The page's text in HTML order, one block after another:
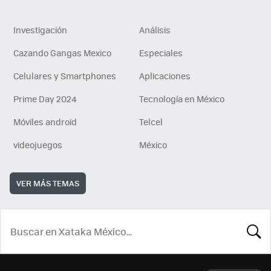
Investigación
Análisis
Cazando Gangas Mexico
Especiales
Celulares y Smartphones
Aplicaciones
Prime Day 2024
Tecnología en México
Móviles android
Telcel
videojuegos
México
VER MÁS TEMAS